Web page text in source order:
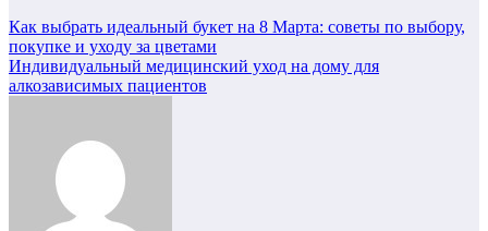
Навигация
по
записям
Как выбрать идеальный букет на 8 Марта: советы по выбору,
покупке и уходу за цветами
Индивидуальный медицинский уход на дому для
алкозависимых пациентов